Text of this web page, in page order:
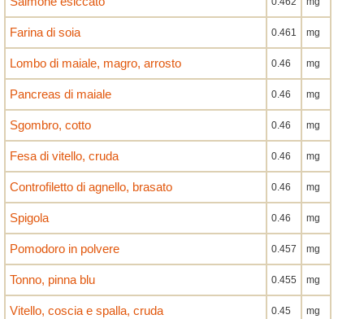
Farina di soia 0.461 mg
Lombo di maiale, magro, arrosto 0.46 mg
Pancreas di maiale 0.46 mg
Sgombro, cotto 0.46 mg
Fesa di vitello, cruda 0.46 mg
Controfiletto di agnello, brasato 0.46 mg
Spigola 0.46 mg
Pomodoro in polvere 0.457 mg
Tonno, pinna blu 0.455 mg
Vitello, coscia e spalla, cruda 0.45 mg